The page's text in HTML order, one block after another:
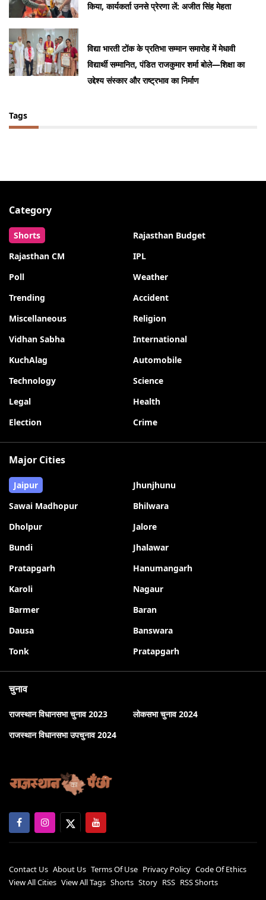
किया, कार्यकर्ता उनसे प्रेरणा लें: अजीत सिंह मेहता
विद्या भारती टोंक के प्रतिभा सम्मान समारोह में मेधावी
विद्यार्थी सम्मानित, पंडित राजकुमार शर्मा बोले—शिक्षा का
उद्देश्य संस्कार और राष्ट्रभाव का निर्माण
Tags
Category
Shorts
Rajasthan Budget
Rajasthan CM
IPL
Poll
Weather
Trending
Accident
Miscellaneous
Religion
Vidhan Sabha
International
KuchAlag
Automobile
Technology
Science
Legal
Health
Election
Crime
Major Cities
Jaipur
Jhunjhunu
Sawai Madhopur
Bhilwara
Dholpur
Jalore
Bundi
Jhalawar
Pratapgarh
Hanumangarh
Karoli
Nagaur
Barmer
Baran
Dausa
Banswara
Tonk
Pratapgarh
चुनाव
राजस्थान विधानसभा चुनाव 2023
लोकसभा चुनाव 2024
राजस्थान विधानसभा उपचुनाव 2024
Contact Us About Us Terms Of Use Privacy Policy Code Of Ethics
View All Cities View All Tags Shorts Story RSS RSS Shorts